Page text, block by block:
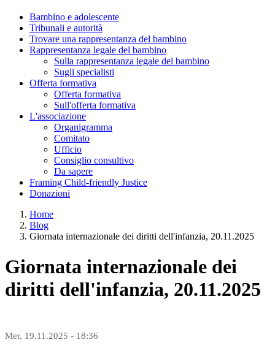
Bambino e adolescente
Tribunali e autorità
Trovare una rappresentanza del bambino
Rappresentanza legale del bambino
Sulla rappresentanza legale del bambino
Sugli specialisti
Offerta formativa
Offerta formativa
Sull'offerta formativa
L'associazione
Organigramma
Comitato
Ufficio
Consiglio consultivo
Da sapere
Framing Child-friendly Justice
Donazioni
Home
Blog
Giornata internazionale dei diritti dell'infanzia, 20.11.2025
Giornata internazionale dei
diritti dell'infanzia, 20.11.2025
Mer, 19.11.2025 - 18:36